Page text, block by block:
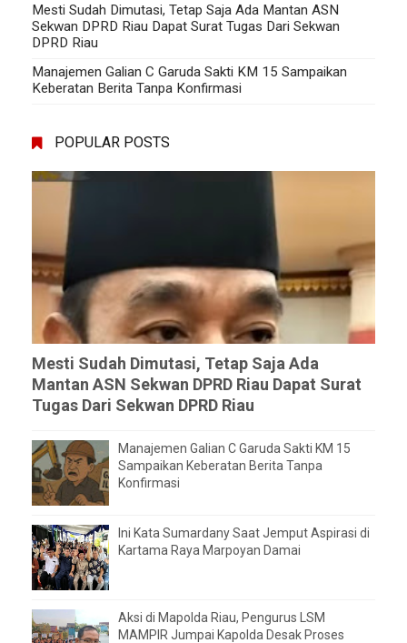
Mesti Sudah Dimutasi, Tetap Saja Ada Mantan ASN
Sekwan DPRD Riau Dapat Surat Tugas Dari Sekwan
DPRD Riau
Manajemen Galian C Garuda Sakti KM 15 Sampaikan
Keberatan Berita Tanpa Konfirmasi
POPULAR POSTS
Mesti Sudah Dimutasi, Tetap Saja Ada
Mantan ASN Sekwan DPRD Riau Dapat Surat
Tugas Dari Sekwan DPRD Riau
Manajemen Galian C Garuda Sakti KM 15
Sampaikan Keberatan Berita Tanpa
Konfirmasi
Ini Kata Sumardany Saat Jemput Aspirasi di
Kartama Raya Marpoyan Damai
Aksi di Mapolda Riau, Pengurus LSM
MAMPIR Jumpai Kapolda Desak Proses